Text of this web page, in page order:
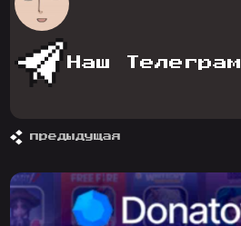
Наш Телеграм
предыдущая